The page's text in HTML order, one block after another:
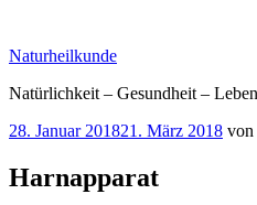
springen
Naturheilkunde
Natürlichkeit – Gesundheit – Leben
Veröffentlicht
28. Januar 201821. März 2018 von
Harnapparat